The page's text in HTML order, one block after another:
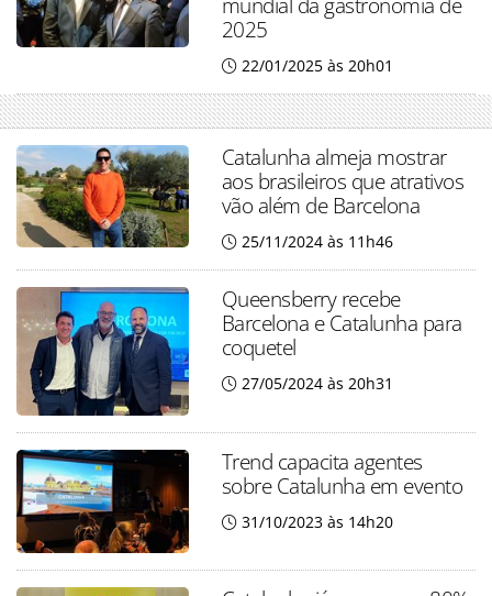
2025
22/01/2025 às 20h01
Catalunha almeja mostrar
aos brasileiros que atrativos
vão além de Barcelona
25/11/2024 às 11h46
Queensberry recebe
Barcelona e Catalunha para
coquetel
27/05/2024 às 20h31
Trend capacita agentes
sobre Catalunha em evento
31/10/2023 às 14h20